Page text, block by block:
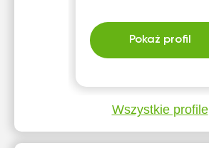
Pokaż profil
Wszystkie profile